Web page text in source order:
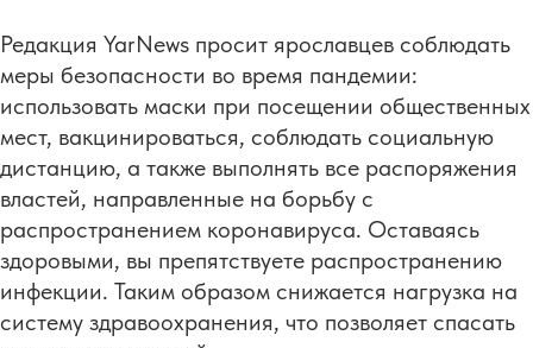
Редакция YarNews просит ярославцев соблюдать
меры безопасности во время пандемии:
использовать маски при посещении общественных
мест, вакцинироваться, соблюдать социальную
дистанцию, а также выполнять все распоряжения
властей, направленные на борьбу с
распространением коронавируса. Оставаясь
здоровыми, вы препятствуете распространению
инфекции. Таким образом снижается нагрузка на
систему здравоохранения, что позволяет спасать